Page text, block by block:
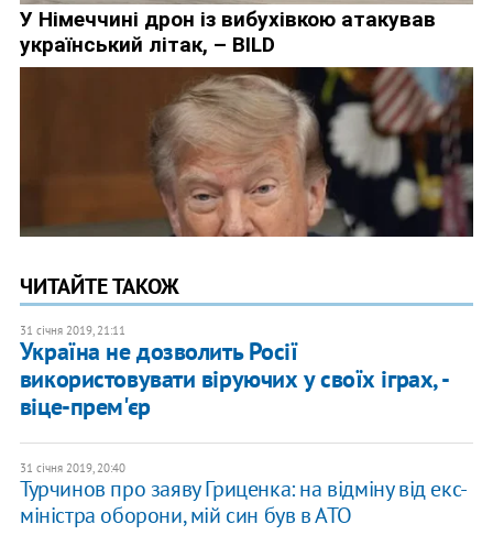
ЧИТАЙТЕ ТАКОЖ
31 січня 2019, 21:11
Україна не дозволить Росії
використовувати віруючих у своїх іграх, -
віце-прем'єр
31 січня 2019, 20:40
Турчинов про заяву Гриценка: на відміну від екс-
міністра оборони, мій син був в АТО